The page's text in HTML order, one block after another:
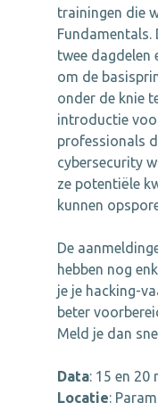
trainingen die
twee dagdelen
om de
onder de knie
introductie
professionals
cybersecurity
ze potentiële
kunnen
De
hebben nog
je je hacking-
beter
Meld je dan
Data: 15 en 20
Locatie: